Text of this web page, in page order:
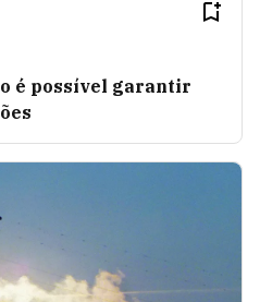
é possível garantir